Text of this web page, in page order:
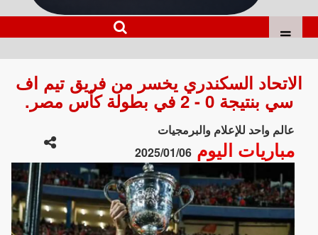
الاتحاد السكندري يخسر من فريق تيم اف
سي بنتيجة 0 - 2 في بطولة كأس مصر.
عالم واحد للإعلام والبرمجيات
مباريات اليوم2025/01/06